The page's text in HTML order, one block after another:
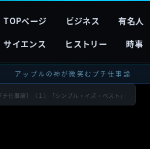
TOPページ ビジネス 有名人
サイエンス
ヒストリー 時事
アップルの神が微笑むプチ仕事論
チ仕事論］（１）「シンプル・イズ・ベスト」